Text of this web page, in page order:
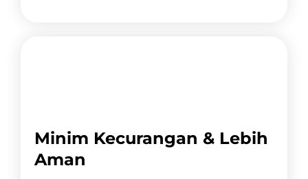
Minim Kecurangan & Lebih
Aman